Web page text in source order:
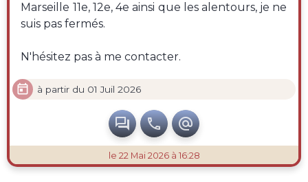
Marseille 11e, 12e, 4e ainsi que les alentours, je ne
suis pas fermés.
N'hésitez pas à me contacter.
 à partir du 01 Juil 2026
  
le 22 Mai 2026 à 16:28